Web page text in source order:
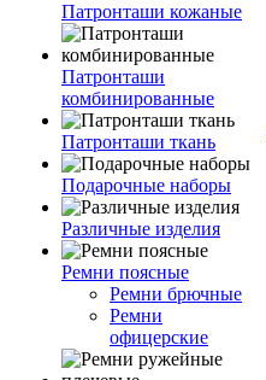
Патронташи кожаные
Патронташи
комбинированные
Патронташи ткань
Подарочные наборы
Различные изделия
Ремни поясные
Ремни брючные
Ремни
офицерские